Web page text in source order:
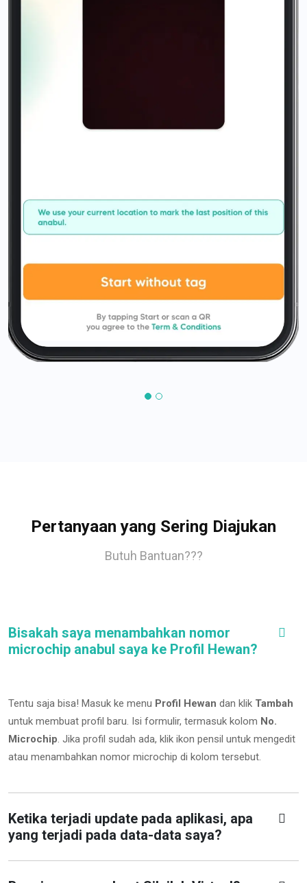
Pertanyaan yang Sering Diajukan
Butuh Bantuan???
Bisakah saya menambahkan nomor
microchip anabul saya ke Profil Hewan?
Tentu saja bisa! Masuk ke menu Profil Hewan dan klik Tambah
untuk membuat profil baru. Isi formulir, termasuk kolom No.
Microchip. Jika profil sudah ada, klik ikon pensil untuk mengedit
atau menambahkan nomor microchip di kolom tersebut.
Ketika terjadi update pada aplikasi, apa
yang terjadi pada data-data saya?